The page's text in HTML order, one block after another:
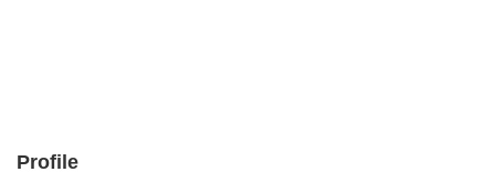
Profile